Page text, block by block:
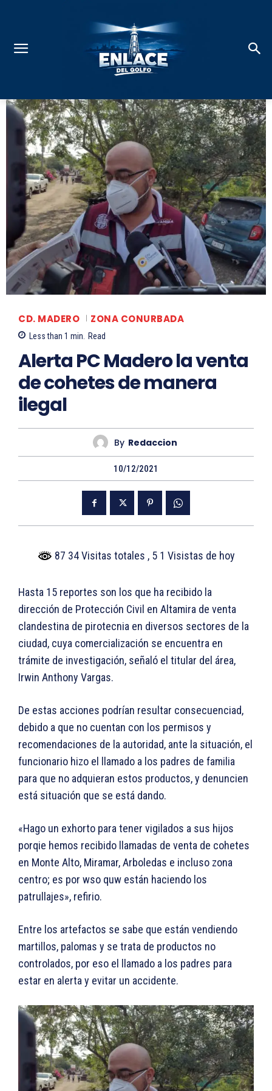
CD. MADERO ZONA CONURBADA
Less than 1 min. Read
Alerta PC Madero la venta
de cohetes de manera
ilegal
By Redaccion
10/12/2021
87 34 Visitas totales , 5 1 Visistas de hoy
Hasta 15 reportes son los que ha recibido la
dirección de Protección Civil en Altamira de venta
clandestina de pirotecnia en diversos sectores de la
ciudad, cuya comercialización se encuentra en
trámite de investigación, señaló el titular del área,
Irwin Anthony Vargas.
De estas acciones podrían resultar consecuenciad,
debido a que no cuentan con los permisos y
recomendaciones de la autoridad, ante la situación, el
funcionario hizo el llamado a los padres de familia
para que no adquieran estos productos, y denuncien
está situación que se está dando.
«Hago un exhorto para tener vigilados a sus hijos
porqie hemos recibido llamadas de venta de cohetes
en Monte Alto, Miramar, Arboledas e incluso zona
centro; es por wso quw están haciendo los
patrullajes», refirio.
Entre los artefactos se sabe que están vendiendo
martillos, palomas y se trata de productos no
controlados, por eso el llamado a los padres para
estar en alerta y evitar un accidente.